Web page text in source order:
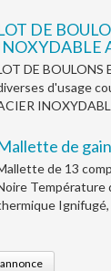
DE
DE BOULONS
d'usage
de
de 13
Température